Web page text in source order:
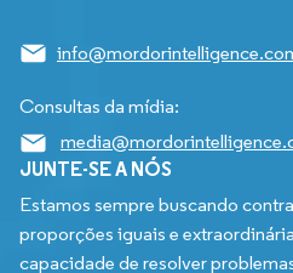
Consultas da mídia:
JUNTE-SE A NÓS
Estamos sempre buscando
proporções iguais e
capacidade de resolver